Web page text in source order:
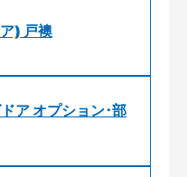
) 戸襖
ア オプション･部